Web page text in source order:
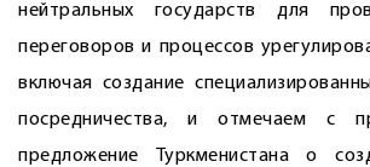
нейтральных государств для
переговоров и процессов
включая создание
посредничества, и отмечаем с
предложение Туркменистана о